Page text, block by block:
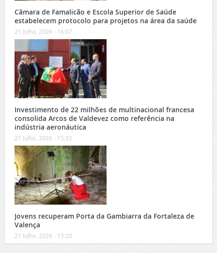
Câmara de Famalicão e Escola Superior de Saúde
estabelecem protocolo para projetos na área da saúde
21 Julho, 2026 - 16:07
Investimento de 22 milhões de multinacional francesa
consolida Arcos de Valdevez como referência na
indústria aeronáutica
21 Julho, 2026 - 15:32
Jovens recuperam Porta da Gambiarra da Fortaleza de
Valença
21 Julho, 2026 - 15:20